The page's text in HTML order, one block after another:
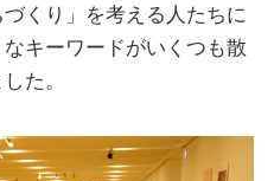
くり」を考える人たちに
キーワードがいくつも散
た。